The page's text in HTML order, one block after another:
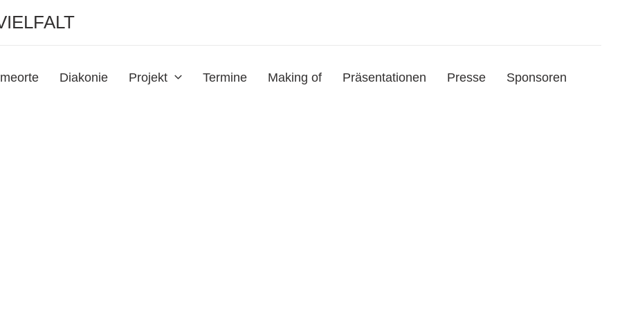
Diakonie Projekt Termine Making of Präsentationen Presse Sponsoren